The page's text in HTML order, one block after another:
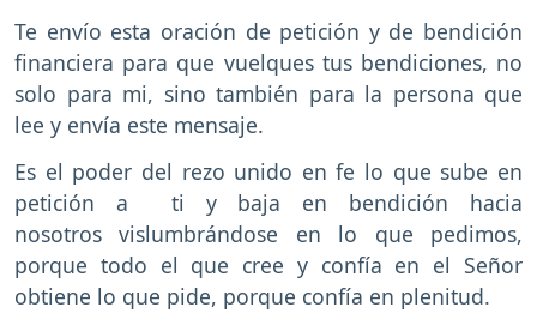
Te envío esta oración de petición y de bendición
financiera para que vuelques tus bendiciones, no
solo para mi, sino también para la persona que
lee y envía este mensaje.
Es el poder del rezo unido en fe lo que sube en
petición a ti y baja en bendición hacia
nosotros vislumbrándose en lo que pedimos,
porque todo el que cree y confía en el Señor
obtiene lo que pide, porque confía en plenitud.